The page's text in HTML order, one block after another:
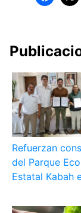
Refuerzan
del Parque
Estatal Kabah